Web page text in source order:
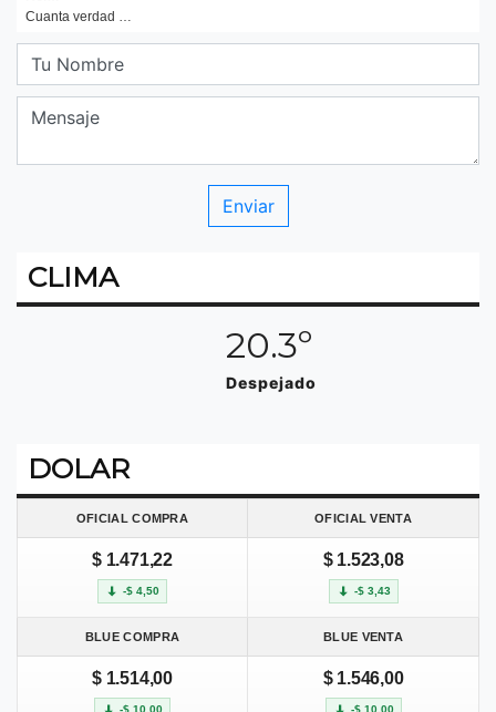
CLIMA
20.3º
Despejado
DOLAR
OFICIAL COMPRA OFICIAL VENTA
$ 1.471,22
-$ 4,50
$ 1.523,08
-$ 3,43
BLUE COMPRA BLUE VENTA
$ 1.514,00
-$ 10,00
$ 1.546,00
-$ 10,00